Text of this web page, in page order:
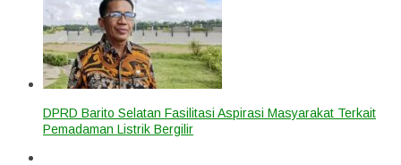
DPRD Barito Selatan Fasilitasi Aspirasi Masyarakat Terkait
Pemadaman Listrik Bergilir